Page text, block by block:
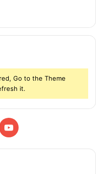
Go to the Theme
it.
Y
o